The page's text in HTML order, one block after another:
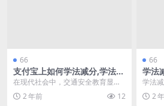
66
支付宝上如何学法减分,学法减
分显示无需参加减分
在现代社会中，交通安全教育显得
尤为重要。支付宝推出的学法减分
活动，旨在通过学习法...
2 年前 12
66
学法
考试
在哪
学法
通安
施。
2